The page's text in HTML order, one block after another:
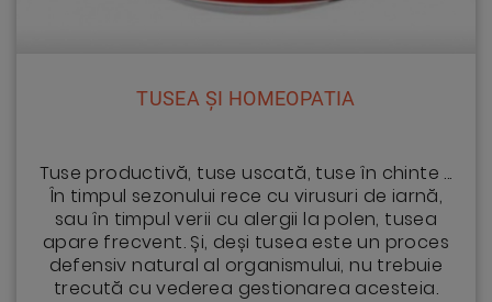
TUSEA ȘI HOMEOPATIA
Tuse productivă, tuse uscată, tuse în chinte ...
În timpul sezonului rece cu virusuri de iarnă,
sau în timpul verii cu alergii la polen, tusea
apare frecvent. Și, deși tusea este un proces
defensiv natural al organismului, nu trebuie
trecută cu vederea gestionarea acesteia.